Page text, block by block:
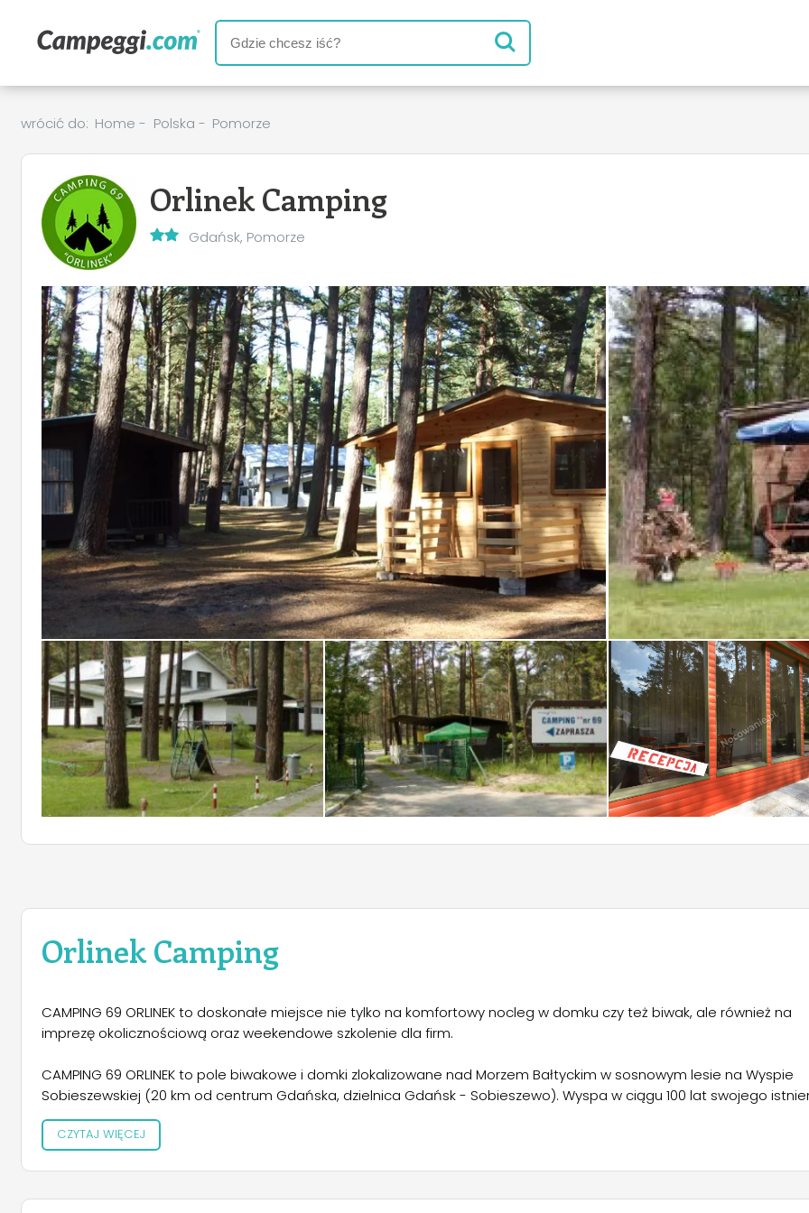
wrócić do: Home - Polska - Pomorze
Orlinek Camping
Gdańsk, Pomorze
Orlinek Camping
CAMPING 69 ORLINEK to doskonałe miejsce nie tylko na komfortowy nocleg w domku czy też biwak, ale również na
imprezę okolicznościową oraz weekendowe szkolenie dla firm.
CAMPING 69 ORLINEK to pole biwakowe i domki zlokalizowane nad Morzem Bałtyckim w sosnowym lesie na Wyspie
Sobieszewskiej (20 km od centrum Gdańska, dzielnica Gdańsk - Sobieszewo). Wyspa w ciągu 100 lat swojego
zdobyła uznanie dzięki walorom krajobrazowym i wypoczynkowym. Warto wspomnieć, że Uchwałą Rady Miasta
Gdańska zyskała status wyspy ekologicznej. Jej niewątpliwą atrakcją są rezerwaty przyrody: "Ptasi Raj" u ujścia Wisły
Świbnie, ślady bytności na terenie Żuław menonitów, protestanckiej grupy wyznaniowej z Niderlandów, a także
CZYTAJ WIĘCEJ